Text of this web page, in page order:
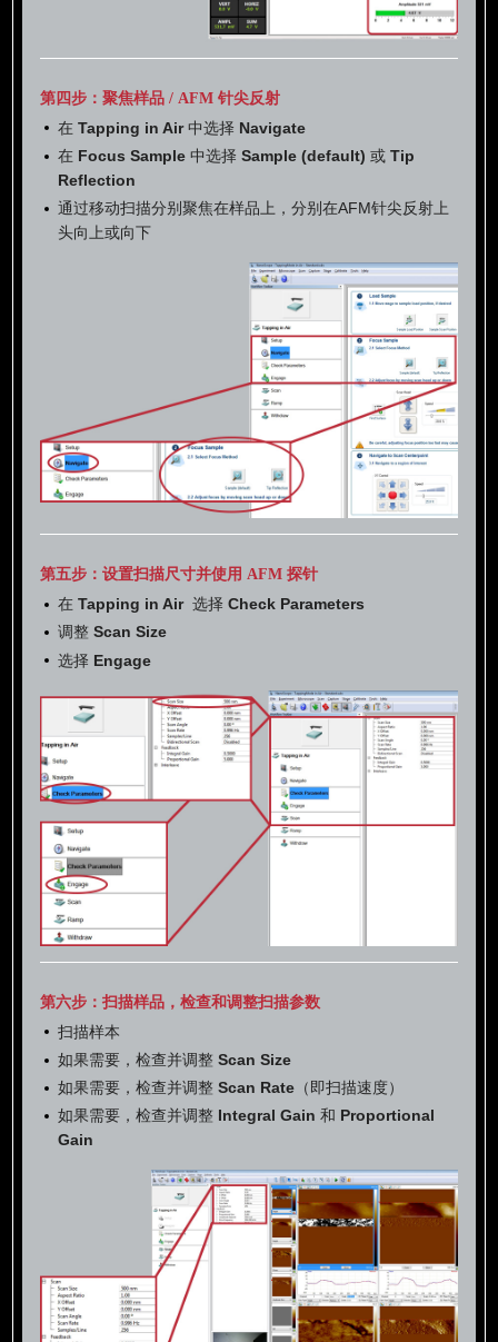
第四步：聚焦样品 / AFM 针尖反射
在Tapping in Air中选择 Navigate
在Focus Sample 中选择 Sample (default) 或Tip
Reflection
通过移动扫描分别聚焦在样品上，分别在AFM针尖反射上
头向上或向下
第五步：设置扫描尺寸并使用 AFM 探针
在Tapping in Air 选择 Check Parameters
调整 Scan Size
选择 Engage
第六步：扫描样品，检查和调整扫描参数
扫描样本
如果需要，检查并调整 Scan Size
如果需要，检查并调整 Scan Rate（即扫描速度）
如果需要，检查并调整 Integral Gain 和 Proportional
Gain